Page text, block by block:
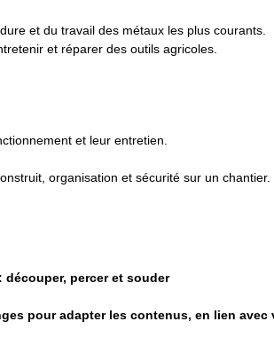
et du travail des métaux les plus courants.
et réparer des outils agricoles.
et leur entretien.
organisation et sécurité sur un chantier.
découper, percer et souder
pour adapter les contenus, en lien